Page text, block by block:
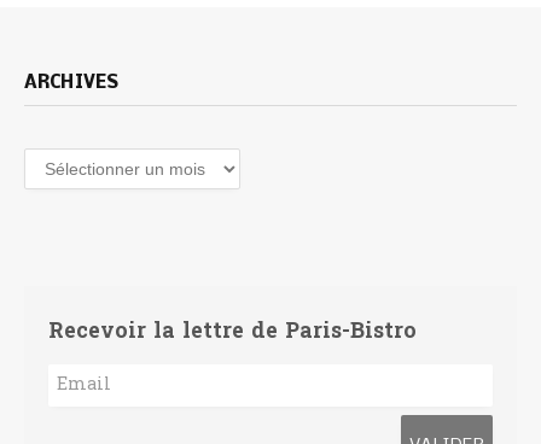
ARCHIVES
Archives
Recevoir la lettre de Paris-Bistro